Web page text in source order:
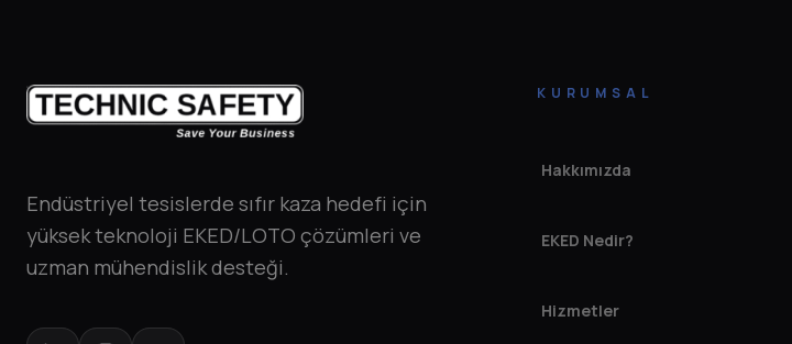
Endüstriyel tesislerde sıfır kaza hedefi için
yüksek teknoloji EKED/LOTO çözümleri ve
uzman mühendislik desteği.
KURUMSAL
Hakkımızda
EKED Nedir?
Hizmetler